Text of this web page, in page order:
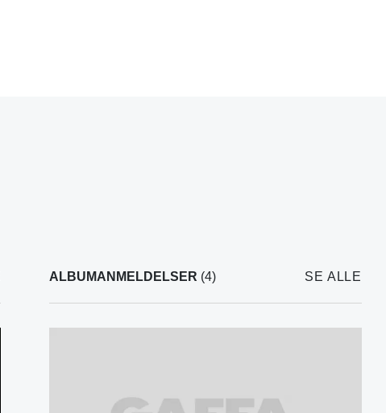
ALBUMANMELDELSER (4) SE ALLE